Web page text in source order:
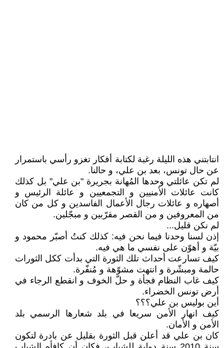
انتابتني هذه الليلة رغبة لكتابة أفكار تغزو رأسي باستمرار
عن حال تونس، بعد بن علي، و حالنا.
لم تكن عائلتي وحدها المُهانة بجريرة ʺبن عليʺ بل كذلك
كانت عائلات الأمنيين و التجمعيين و عائلة الرئيس و
أصهاره و عائلات رجال الأعمال الفاسدين و كل من كان
من المعروفين و من القصر مقرّبين و مبجّلين.
لم نكن قليل...
إذن لسنا وحدنا فيما نحن فيه: كذلك كنتُ أصبّر محمود و
بيّة و أهوّن على نفسي ما هي فيه.
كيف تسارعت أحداث تلك الثورة التي بدأت ككل الثورات
حالمة ومبشّرة و انتهت مشوّهة و مُنفّرة.
كيف غاب النظام فجأة و حلّ الخوف و انقطع الرجاء في
أرض تونس الخضراء.
أين بوليس بن علي؟؟؟
كيف انهار الأمن سريعا في بلد شعارها الرسمي بلد
الأمن و الأمان.
كان بن علي قد أعلن قبل الثورة بقليل عن بادرة لتكون